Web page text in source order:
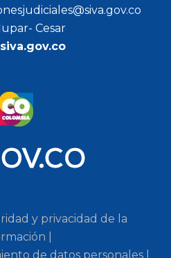
Cesar
y privacidad de la
|
de datos personales |